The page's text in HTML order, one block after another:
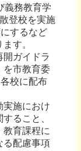
義務教育学
登校を実施
するなど
す。
開ガイドラ
を市教育委
校に配布
実施におけ
ること、
教育課程に
る配慮事項